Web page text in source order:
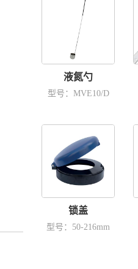
液氮勺
型号：MVE10/D
锁盖
型号：50-216mm